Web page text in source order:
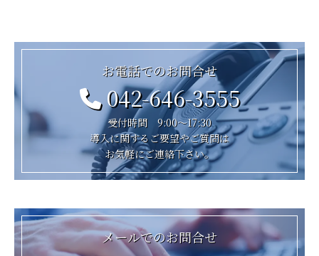
お電話でのお問合せ
042-646-3555
受付時間 9:00～17:30
導入に関するご要望やご質問は
お気軽にご連絡下さい。
メールでのお問合せ